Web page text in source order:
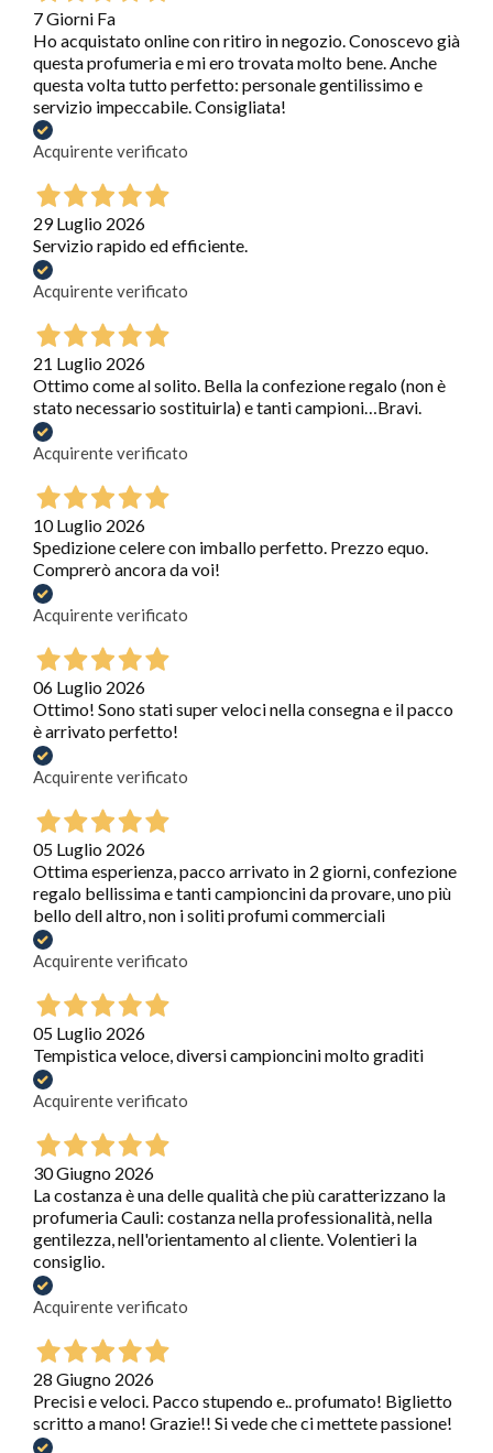
7 Giorni Fa
Ho acquistato online con ritiro in negozio. Conoscevo già
questa profumeria e mi ero trovata molto bene. Anche
questa volta tutto perfetto: personale gentilissimo e
servizio impeccabile. Consigliata!
Acquirente verificato
29 Luglio 2026
Servizio rapido ed efficiente.
Acquirente verificato
21 Luglio 2026
Ottimo come al solito. Bella la confezione regalo (non è
stato necessario sostituirla) e tanti campioni…Bravi.
Acquirente verificato
10 Luglio 2026
Spedizione celere con imballo perfetto. Prezzo equo.
Comprerò ancora da voi!
Acquirente verificato
06 Luglio 2026
Ottimo! Sono stati super veloci nella consegna e il pacco
è arrivato perfetto!
Acquirente verificato
05 Luglio 2026
Ottima esperienza, pacco arrivato in 2 giorni, confezione
regalo bellissima e tanti campioncini da provare, uno più
bello dell altro, non i soliti profumi commerciali
Acquirente verificato
05 Luglio 2026
Tempistica veloce, diversi campioncini molto graditi
Acquirente verificato
30 Giugno 2026
La costanza è una delle qualità che più caratterizzano la
profumeria Cauli: costanza nella professionalità, nella
gentilezza, nell'orientamento al cliente. Volentieri la
consiglio.
Acquirente verificato
28 Giugno 2026
Precisi e veloci. Pacco stupendo e.. profumato! Biglietto
scritto a mano! Grazie!! Si vede che ci mettete passione!